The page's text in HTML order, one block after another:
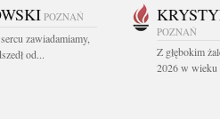
POZNAŃ
zawiadamiamy,
od...
POZNAŃ
Z głębokim
2026 w wieku